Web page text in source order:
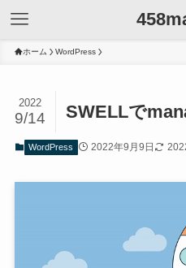
ホーム WordPress
SWELLで
2022
9/14
WordPress 2022年9月9日